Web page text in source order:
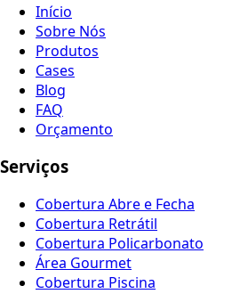
Início
Sobre Nós
Produtos
Cases
Blog
FAQ
Orçamento
Serviços
Cobertura Abre e Fecha
Cobertura Retrátil
Cobertura Policarbonato
Área Gourmet
Cobertura Piscina